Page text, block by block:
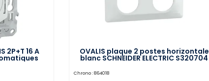
2P+T 16 A
S320052
OVALIS plaque 2 postes horizontale
blanc SCHNEIDER ELECTRIC S320704
Chrono :864018